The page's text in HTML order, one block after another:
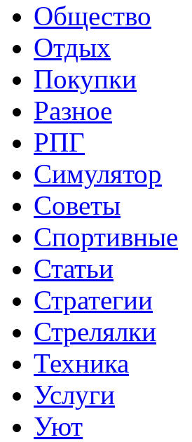
Общество
Отдых
Покупки
Разное
РПГ
Симулятор
Советы
Спортивные
Статьи
Стратегии
Стрелялки
Техника
Услуги
Уют